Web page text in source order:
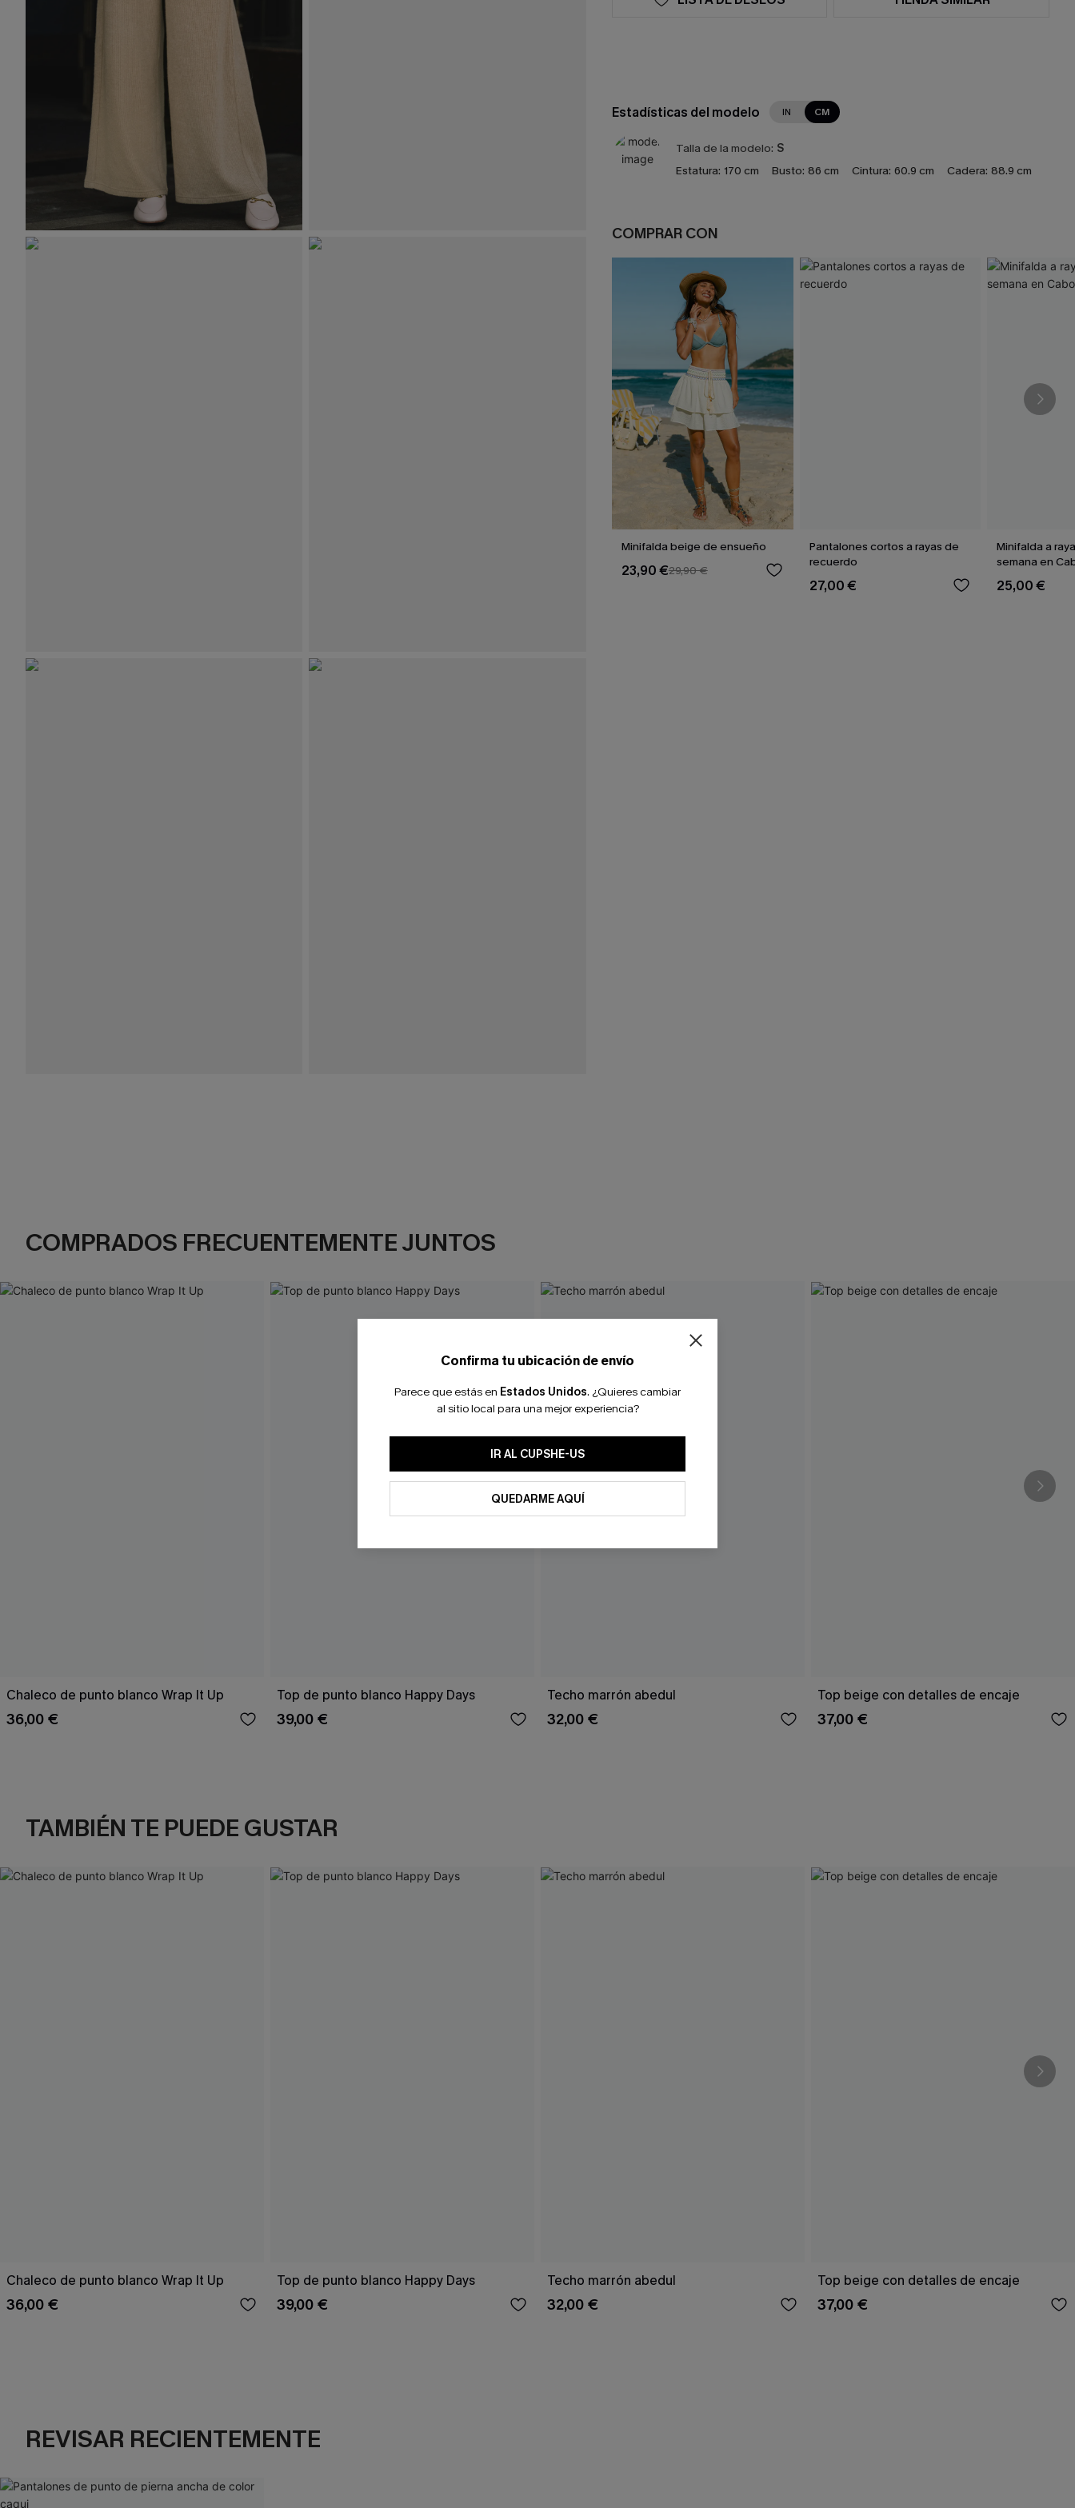
Estadísticas del modelo IN CM
Talla de la modelo: S
Estatura: 170 cm Busto: 86 cm Cintura: 60.9 cm Cadera: 88.9 cm
COMPRAR CON
Minifalda beige de ensueño
23,90 €29,90 €
Pantalones cortos a rayas de
recuerdo
27,00 €
Minifalda a
semana en
25,00 €
COMPRADOS FRECUENTEMENTE JUNTOS
Chaleco de punto blanco Wrap It Up
36,00 €
Top de punto blanco Happy Days
39,00 €
Techo marrón abedul
32,00 €
Top beige con detalles de encaje
37,00 €
TAMBIÉN TE PUEDE GUSTAR
Chaleco de punto blanco Wrap It Up
36,00 €
Top de punto blanco Happy Days
39,00 €
Techo marrón abedul
32,00 €
Top beige con detalles de encaje
37,00 €
REVISAR RECIENTEMENTE
Confirma tu ubicación de envío
Parece que estás en Estados Unidos. ¿Quieres cambiar
al sitio local para una mejor experiencia?
IR AL CUPSHE-US
QUEDARME AQUÍ